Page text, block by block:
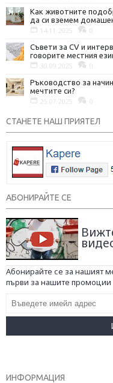
Как животните
да си вземем
14.11.2025 0
Съвети за CV и
говорите местния
30.09.2025 0
Ръководство за
мечтите си?
25.07.2025 0
СТАНЕТЕ НАШ ПРИЯТЕЛ
АБОНИРАЙТЕ СЕ
Абонирайте се за нашият
първи за нашите промоции
ИНФОРМАЦИЯ